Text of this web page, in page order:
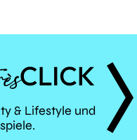
TRÈS
& Lifestyle und